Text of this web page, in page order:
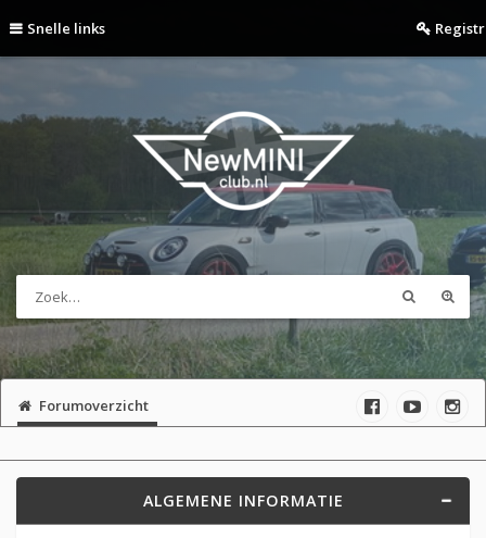
Snelle links
Forumoverzicht
ALGEMENE INFORMATIE